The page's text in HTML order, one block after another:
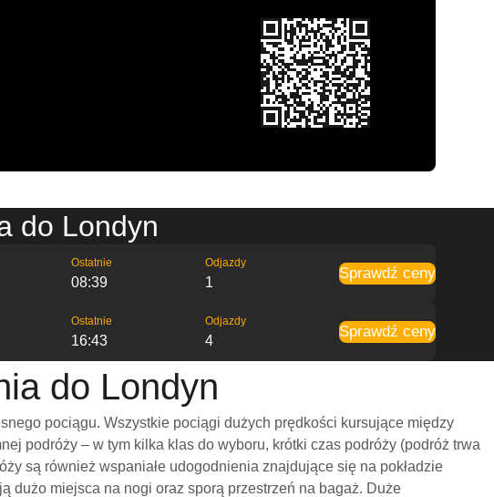
do Londyn
Ostatnie
08:39
Odjazdy
1
Sprawdź ceny
Ostatnie
16:43
Odjazdy
4
Sprawdź ceny
do Londyn
pociągu. Wszystkie pociągi dużych prędkości kursujące między
podróży – w tym kilka klas do wyboru, krótki czas podróży (podróż trwa
są również wspaniałe udogodnienia znajdujące się na pokładzie
dużo miejsca na nogi oraz sporą przestrzeń na bagaż. Duże